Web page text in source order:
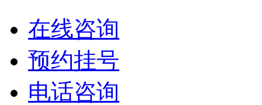
在线咨询
预约挂号
电话咨询